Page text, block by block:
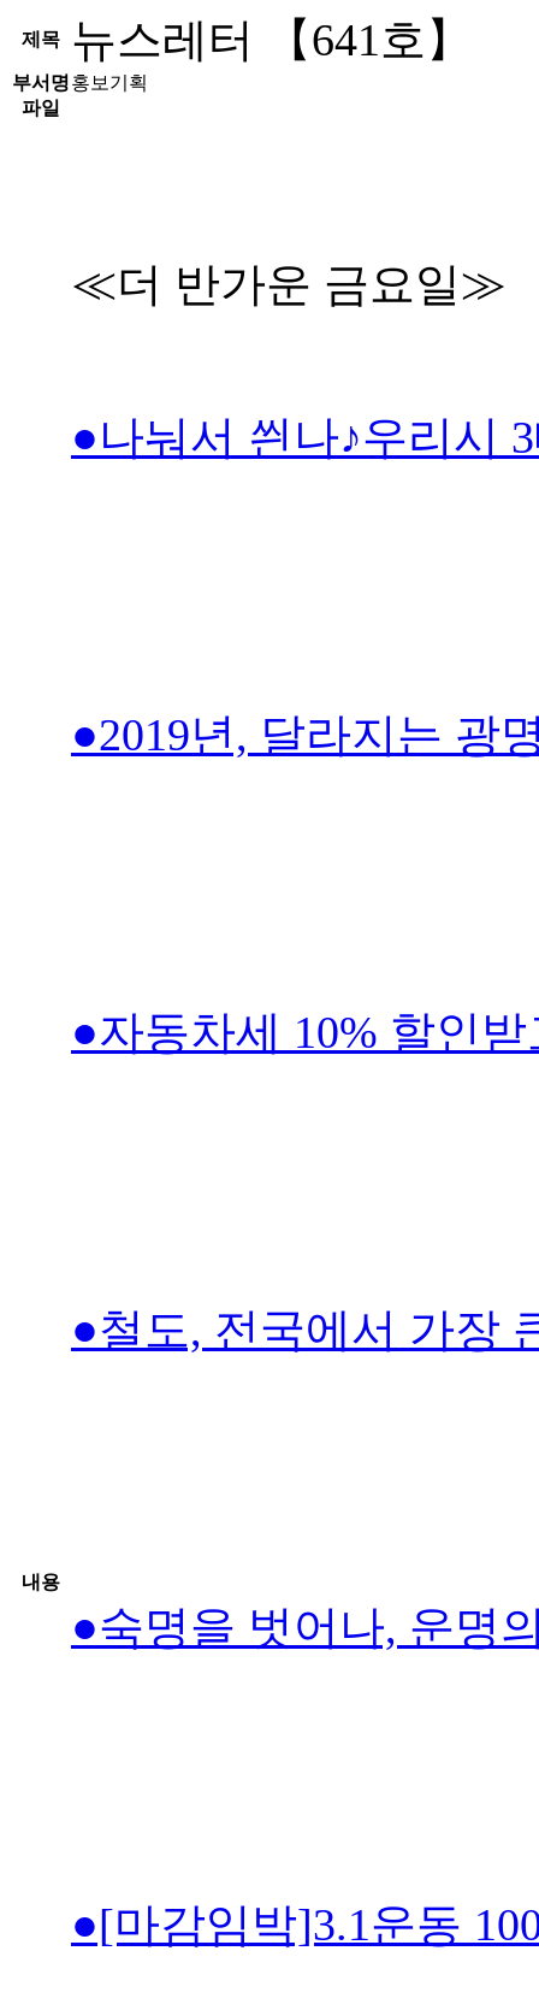
제목 뉴스레터 【641호】
부서명홍보기획
파일
내용
≪더 반가운 금요일≫
●나눠서 씐나♪우리시
●2019년, 달라지는 광
●자동차세 10% 할인
●철도, 전국에서 가장
●숙명을 벗어나, 운명
●[마감임박]3.1운동